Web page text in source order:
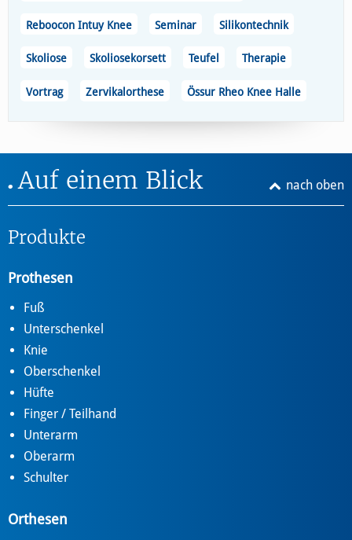
Reboocon Intuy Knee Seminar Silikontechnik
Skoliose Skoliosekorsett Teufel Therapie
Vortrag Zervikalorthese Össur Rheo Knee Halle
nach oben
Auf einem Blick
Produkte
Prothesen
Fuß
Unterschenkel
Knie
Oberschenkel
Hüfte
Finger / Teilhand
Unterarm
Oberarm
Schulter
Orthesen